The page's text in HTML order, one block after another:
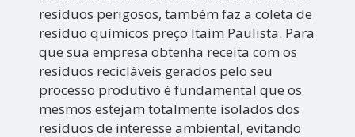
resíduos perigosos, também faz a coleta de
resíduo químicos preço Itaim Paulista. Para
que sua empresa obtenha receita com os
resíduos recicláveis gerados pelo seu
processo produtivo é fundamental que os
mesmos estejam totalmente isolados dos
resíduos de interesse ambiental, evitando